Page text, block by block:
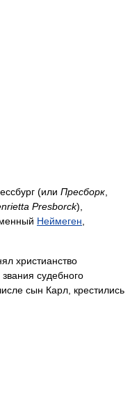
(или Пресборк
Presborck),
Неймеген
христианство
судебного
сын Карл, крестились